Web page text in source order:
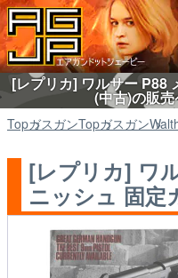
[レプリカ] ワルサー P88
(中古)の販
TopガスガンTopガスガン
[レプリカ] ワ
ニッシュ 固定